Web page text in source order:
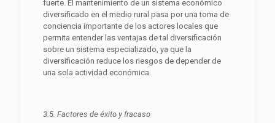
fuerte. El mantenimiento de un sistema económico
diversificado en el medio rural pasa por una toma de
conciencia importante de los actores locales que
permita entender las ventajas de tal diversificación
sobre un sistema especializado, ya que la
diversificación reduce los riesgos de depender de
una sola actividad económica.
3.5. Factores de éxito y fracaso